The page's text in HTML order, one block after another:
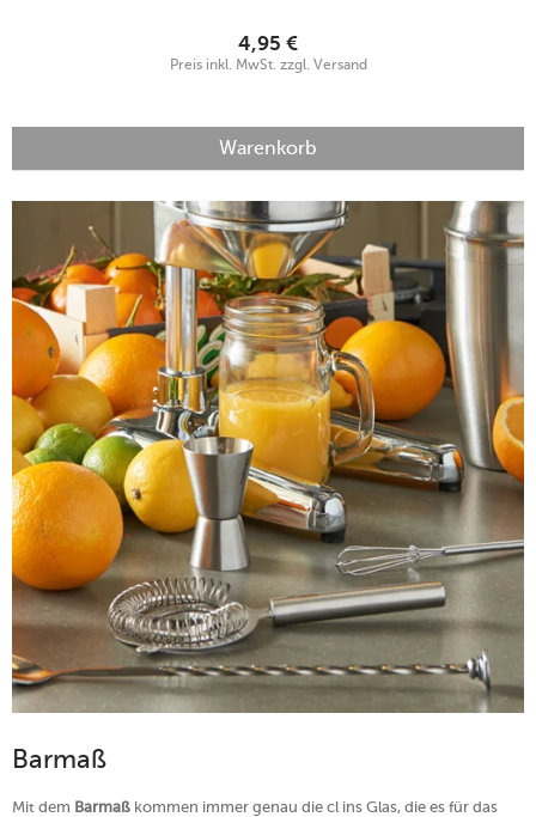
4,95 €
Preis inkl. MwSt. zzgl. Versand
Warenkorb
Barmaß
Mit dem Barmaß kommen immer genau die cl ins Glas, die es für das